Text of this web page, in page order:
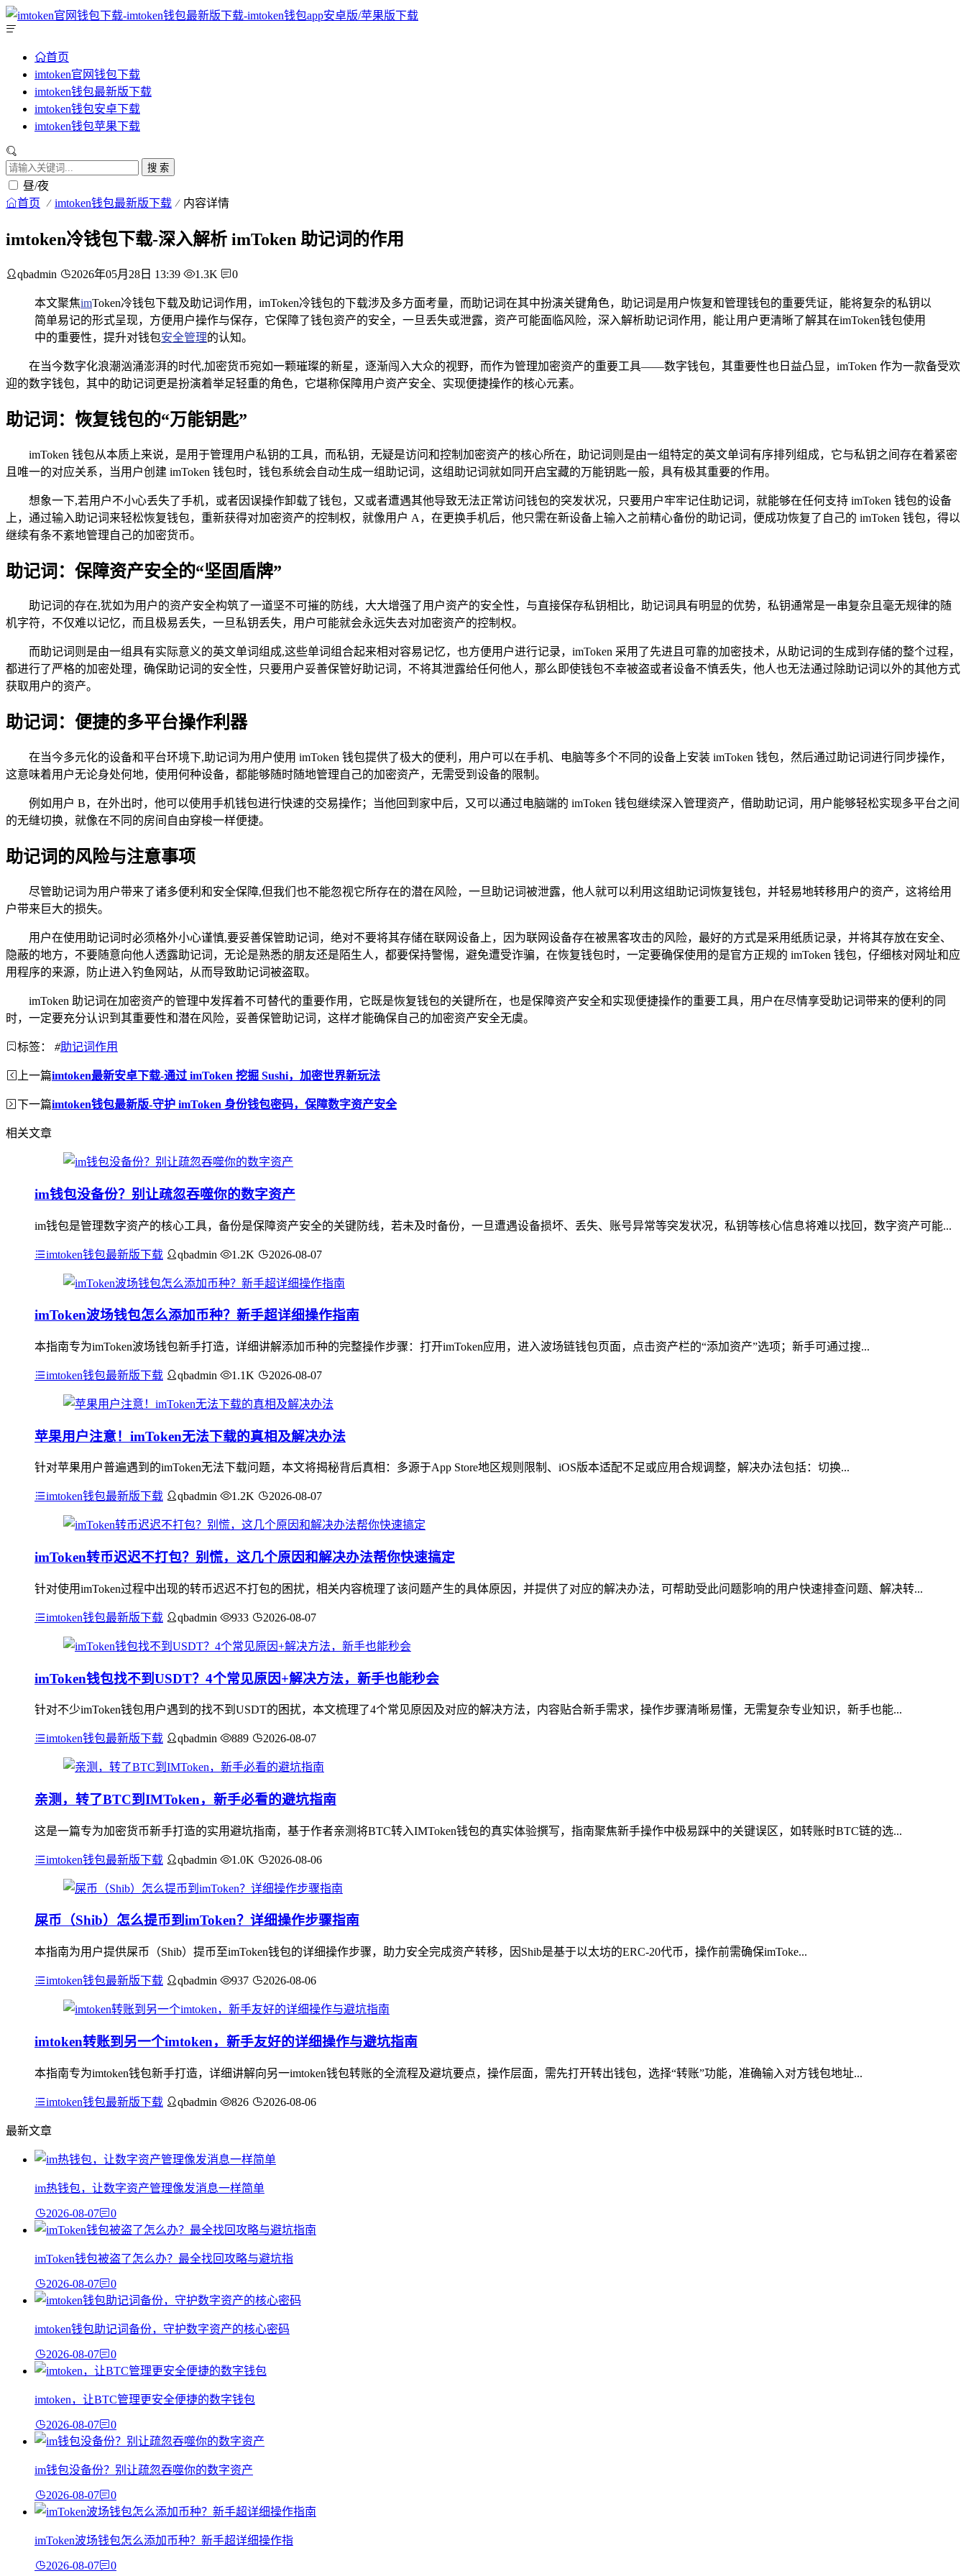
首页
imtoken官网钱包下载
imtoken钱包最新版下载
imtoken钱包安卓下载
imtoken钱包苹果下载
搜 索
昼/夜
首页 imtoken钱包最新版下载 内容详情
imtoken冷钱包下载-深入解析 imToken 助记词的作用
qbadmin 2026年05月28日 13:39 1.3K 0
本文聚焦imToken冷钱包下载及助记词作用，imToken冷钱包的下载涉及多方面考量，而助记词在其中扮演关键角色，助记词是用户恢复和管理钱包的重要凭证，能将复杂的私钥以
简单易记的形式呈现，方便用户操作与保存，它保障了钱包资产的安全，一旦丢失或泄露，资产可能面临风险，深入解析助记词作用，能让用户更清晰了解其在imToken钱包使用
中的重要性，提升对钱包安全管理的认知。
在当今数字化浪潮汹涌澎湃的时代,加密货币宛如一颗璀璨的新星，逐渐闯入大众的视野，而作为管理加密资产的重要工具——数字钱包，其重要性也日益凸显，imToken 作为一款备受欢
迎的数字钱包，其中的助记词更是扮演着举足轻重的角色，它堪称保障用户资产安全、实现便捷操作的核心元素。
助记词：恢复钱包的“万能钥匙”
imToken 钱包从本质上来说，是用于管理用户私钥的工具，而私钥，无疑是访问和控制加密资产的核心所在，助记词则是由一组特定的英文单词有序排列组成，它与私钥之间存在着紧密
且唯一的对应关系，当用户创建 imToken 钱包时，钱包系统会自动生成一组助记词，这组助记词就如同开启宝藏的万能钥匙一般，具有极其重要的作用。
想象一下,若用户不小心丢失了手机，或者因误操作卸载了钱包，又或者遭遇其他导致无法正常访问钱包的突发状况，只要用户牢牢记住助记词，就能够在任何支持 imToken 钱包的设备
上，通过输入助记词来轻松恢复钱包，重新获得对加密资产的控制权，就像用户 A，在更换手机后，他只需在新设备上输入之前精心备份的助记词，便成功恢复了自己的 imToken 钱包，得以
继续有条不紊地管理自己的加密货币。
助记词：保障资产安全的“坚固盾牌”
助记词的存在,犹如为用户的资产安全构筑了一道坚不可摧的防线，大大增强了用户资产的安全性，与直接保存私钥相比，助记词具有明显的优势，私钥通常是一串复杂且毫无规律的随
机字符，不仅难以记忆，而且极易丢失，一旦私钥丢失，用户可能就会永远失去对加密资产的控制权。
而助记词则是由一组具有实际意义的英文单词组成,这些单词组合起来相对容易记忆，也方便用户进行记录，imToken 采用了先进且可靠的加密技术，从助记词的生成到存储的整个过程，
都进行了严格的加密处理，确保助记词的安全性，只要用户妥善保管好助记词，不将其泄露给任何他人，那么即使钱包不幸被盗或者设备不慎丢失，他人也无法通过除助记词以外的其他方式
获取用户的资产。
助记词：便捷的多平台操作利器
在当今多元化的设备和平台环境下,助记词为用户使用 imToken 钱包提供了极大的便利，用户可以在手机、电脑等多个不同的设备上安装 imToken 钱包，然后通过助记词进行同步操作，
这意味着用户无论身处何地，使用何种设备，都能够随时随地管理自己的加密资产，无需受到设备的限制。
例如用户 B，在外出时，他可以使用手机钱包进行快速的交易操作；当他回到家中后，又可以通过电脑端的 imToken 钱包继续深入管理资产，借助助记词，用户能够轻松实现多平台之间
的无缝切换，就像在不同的房间自由穿梭一样便捷。
助记词的风险与注意事项
尽管助记词为用户带来了诸多便利和安全保障,但我们也不能忽视它所存在的潜在风险，一旦助记词被泄露，他人就可以利用这组助记词恢复钱包，并轻易地转移用户的资产，这将给用
户带来巨大的损失。
用户在使用助记词时必须格外小心谨慎,要妥善保管助记词，绝对不要将其存储在联网设备上，因为联网设备存在被黑客攻击的风险，最好的方式是采用纸质记录，并将其存放在安全、
隐蔽的地方，不要随意向他人透露助记词，无论是熟悉的朋友还是陌生人，都要保持警惕，避免遭受诈骗，在恢复钱包时，一定要确保使用的是官方正规的 imToken 钱包，仔细核对网址和应
用程序的来源，防止进入钓鱼网站，从而导致助记词被盗取。
imToken 助记词在加密资产的管理中发挥着不可替代的重要作用，它既是恢复钱包的关键所在，也是保障资产安全和实现便捷操作的重要工具，用户在尽情享受助记词带来的便利的同
时，一定要充分认识到其重要性和潜在风险，妥善保管助记词，这样才能确保自己的加密资产安全无虞。
标签： #助记词作用
上一篇imtoken最新安卓下载-通过 imToken 挖掘 Sushi，加密世界新玩法
下一篇imtoken钱包最新版-守护 imToken 身份钱包密码，保障数字资产安全
相关文章
im钱包没备份？别让疏忽吞噬你的数字资产
im钱包是管理数字资产的核心工具，备份是保障资产安全的关键防线，若未及时备份，一旦遭遇设备损坏、丢失、账号异常等突发状况，私钥等核心信息将难以找回，数字资产可能...
imtoken钱包最新版下载 qbadmin 1.2K 2026-08-07
imToken波场钱包怎么添加币种？新手超详细操作指南
本指南专为imToken波场钱包新手打造，详细讲解添加币种的完整操作步骤：打开imToken应用，进入波场链钱包页面，点击资产栏的“添加资产”选项；新手可通过搜...
imtoken钱包最新版下载 qbadmin 1.1K 2026-08-07
苹果用户注意！imToken无法下载的真相及解决办法
针对苹果用户普遍遇到的imToken无法下载问题，本文将揭秘背后真相：多源于App Store地区规则限制、iOS版本适配不足或应用合规调整，解决办法包括：切换...
imtoken钱包最新版下载 qbadmin 1.2K 2026-08-07
imToken转币迟迟不打包？别慌，这几个原因和解决办法帮你快速搞定
针对使用imToken过程中出现的转币迟迟不打包的困扰，相关内容梳理了该问题产生的具体原因，并提供了对应的解决办法，可帮助受此问题影响的用户快速排查问题、解决转...
imtoken钱包最新版下载 qbadmin 933 2026-08-07
imToken钱包找不到USDT？4个常见原因+解决方法，新手也能秒会
针对不少imToken钱包用户遇到的找不到USDT的困扰，本文梳理了4个常见原因及对应的解决方法，内容贴合新手需求，操作步骤清晰易懂，无需复杂专业知识，新手也能...
imtoken钱包最新版下载 qbadmin 889 2026-08-07
亲测，转了BTC到IMToken，新手必看的避坑指南
这是一篇专为加密货币新手打造的实用避坑指南，基于作者亲测将BTC转入IMToken钱包的真实体验撰写，指南聚焦新手操作中极易踩中的关键误区，如转账时BTC链的选...
imtoken钱包最新版下载 qbadmin 1.0K 2026-08-06
屎币（Shib）怎么提币到imToken？详细操作步骤指南
本指南为用户提供屎币（Shib）提币至imToken钱包的详细操作步骤，助力安全完成资产转移，因Shib是基于以太坊的ERC-20代币，操作前需确保imToke...
imtoken钱包最新版下载 qbadmin 937 2026-08-06
imtoken转账到另一个imtoken，新手友好的详细操作与避坑指南
本指南专为imtoken钱包新手打造，详细讲解向另一imtoken钱包转账的全流程及避坑要点，操作层面，需先打开转出钱包，选择“转账”功能，准确输入对方钱包地址...
imtoken钱包最新版下载 qbadmin 826 2026-08-06
最新文章
im热钱包，让数字资产管理像发消息一样简单
2026-08-07 0
imToken钱包被盗了怎么办？最全找回攻略与避坑指
2026-08-07 0
imtoken钱包助记词备份，守护数字资产的核心密码
2026-08-07 0
imtoken，让BTC管理更安全便捷的数字钱包
2026-08-07 0
im钱包没备份？别让疏忽吞噬你的数字资产
2026-08-07 0
imToken波场钱包怎么添加币种？新手超详细操作指
2026-08-07 0